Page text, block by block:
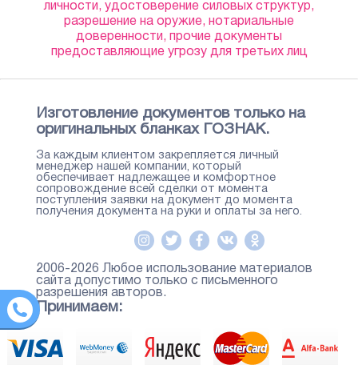
личности, удостоверение силовых структур,
разрешение на оружие, нотариальные
доверенности, прочие документы
предоставляющие угрозу для третьих лиц
Изготовление документов только на
оригинальных бланках ГОЗНАК.
За каждым клиентом закрепляется личный
менеджер нашей компании, который
обеспечивает надлежащее и комфортное
сопровождение всей сделки от момента
поступления заявки на документ до момента
получения документа на руки и оплаты за него.
2006-2026 Любое использование материалов
сайта допустимо только с письменного
разрешения авторов.
Принимаем: